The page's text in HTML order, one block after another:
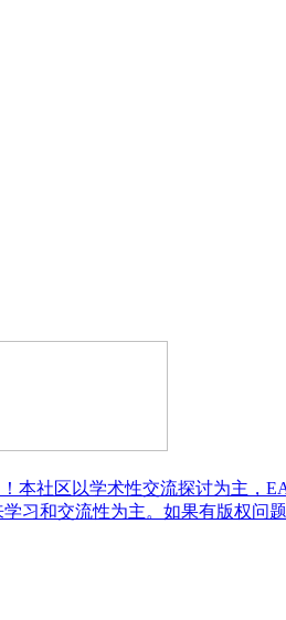
本社区以学术性交流探讨为主，
习和交流性为主。如果有版权问